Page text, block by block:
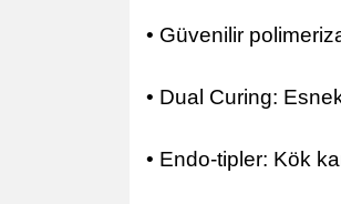
• Güvenilir
• Dual Curing:
• Endo-tipler: Kök